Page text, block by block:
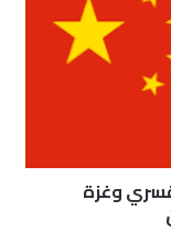
وغزة